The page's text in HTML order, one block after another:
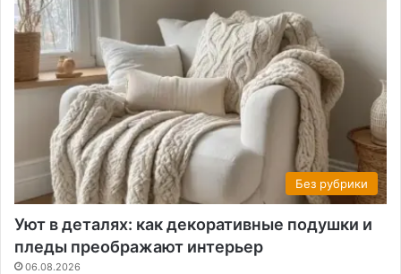
Без рубрики
Уют в деталях: как декоративные подушки и
пледы преображают интерьер
06.08.2026